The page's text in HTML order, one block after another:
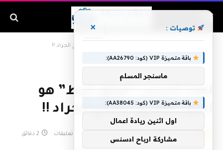
لهذا السبب “فيلق البط” هو الحل الجذري لاجتاح الجراد !!
لهذا السبب “فيلق البط” هو
الحل الجذري لاجتاح الجراد !!
لا توجد تعليقات 2 دقائق
توصيات : ×
باقة متميزة VIP (كود: AA26790):
ماسنجر المسلم
باقة متميزة VIP (كود: AA38045):
اول اثنين ريادة اعمال
مشاركة ارباح ادسنس